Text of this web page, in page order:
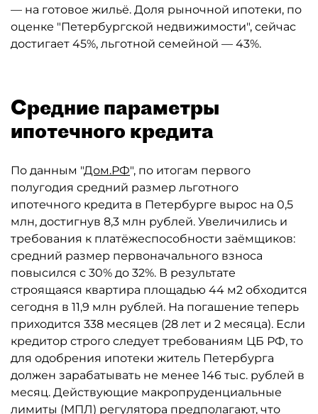
— на готовое жильё. Доля рыночной ипотеки, по
оценке "Петербургской недвижимости", сейчас
достигает 45%, льготной семейной — 43%.
Средние параметры
ипотечного кредита
По данным "Дом.РФ", по итогам первого
полугодия средний размер льготного
ипотечного кредита в Петербурге вырос на 0,5
млн, достигнув 8,3 млн рублей. Увеличились и
требования к платёжеспособности заёмщиков:
средний размер первоначального взноса
повысился с 30% до 32%. В результате
строящаяся квартира площадью 44 м2 обходится
сегодня в 11,9 млн рублей. На погашение теперь
приходится 338 месяцев (28 лет и 2 месяца). Если
кредитор строго следует требованиям ЦБ РФ, то
для одобрения ипотеки житель Петербурга
должен зарабатывать не менее 146 тыс. рублей в
месяц. Действующие макропруденциальные
лимиты (МПЛ) регулятора предполагают, что